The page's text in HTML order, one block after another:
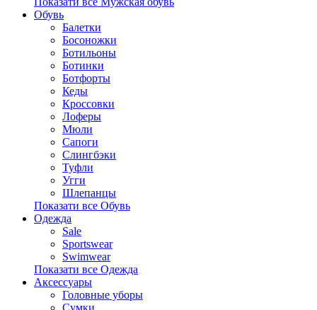
Обувь
Балетки
Босоножки
Ботильоны
Ботинки
Ботфорты
Кеды
Кроссовки
Лоферы
Мюли
Сапоги
Слингбэки
Туфли
Угги
Шлепанцы
Показати все Обувь
Одежда
Sale
Sportswear
Swimwear
Показати все Одежда
Аксессуары
Головные уборы
Сумки